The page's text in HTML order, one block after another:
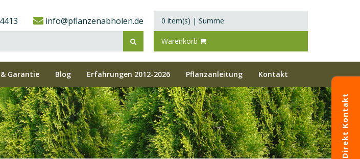
info@pflanzenabholen.de 0 item(s) | Summe
Warenkorb
Garantie Blog Erfahrungen 2012-2026 Pflanzanleitung Kontakt
Direkt Kontakt